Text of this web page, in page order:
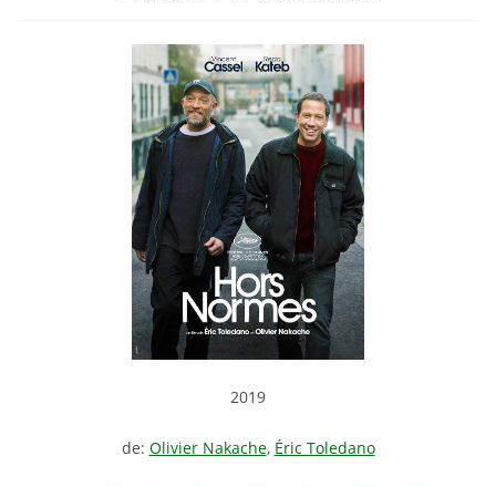
publication :
2019
de: Olivier Nakache, Éric Toledano